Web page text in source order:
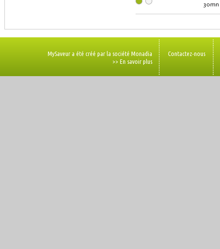
MySaveur a été créé par la société Monadia
>> En savoir plus
Contactez-nous